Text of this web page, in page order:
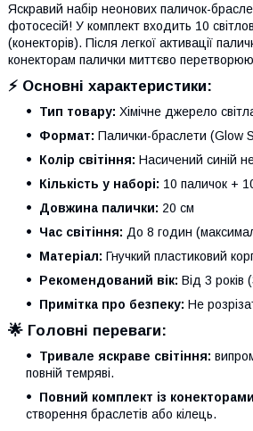
Яскравий набір неонових паличок-
фотосесій! У комплект входить 10
(конекторів). Після легкої активації
конекторам палички миттєво
⚡ Основні характеристики:
Тип товару: Хімічне джерело
Формат: Палички-браслети (Glow
Колір світіння: Насичений синій
Кількість у наборі: 10 паличок +
Довжина палички: 20 см
Час світіння: До 8 годин
Матеріал: Гнучкий пластиковий
Рекомендований вік: Від 3 років
Примітка про безпеку: Не
🌟 Головні переваги:
Тривале яскраве світіння:
повній темряві.
Повний комплект із
створення браслетів або кілець.